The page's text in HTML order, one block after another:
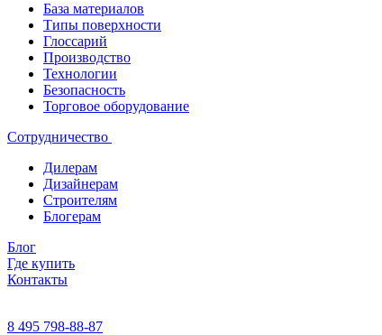
База материалов
Типы поверхности
Глоссарий
Производство
Технологии
Безопасность
Торговое оборудование
Сотрудничество
Дилерам
Дизайнерам
Строителям
Блогерам
Блог
Где купить
Контакты
8 495 798-88-87